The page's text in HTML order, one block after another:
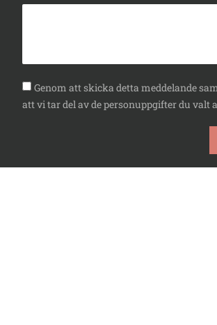
Genom att skicka detta meddelande
att vi tar del av de personuppgifter du valt